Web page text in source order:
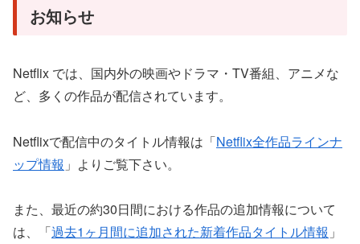
お知らせ
Netflix では、国内外の映画やドラマ・TV番組、アニメな
ど、多くの作品が配信されています。
Netflixで配信中のタイトル情報は「Netflix全作品ラインナ
ップ情報 」よりご覧下さい。
また、最近の約30日間における作品の追加情報について
は、「過去1ヶ月間に追加された新着作品タイトル情報 」